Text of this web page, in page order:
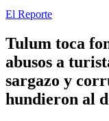
El Reporte
Tulum toca
abusos a
sargazo y
hundieron al